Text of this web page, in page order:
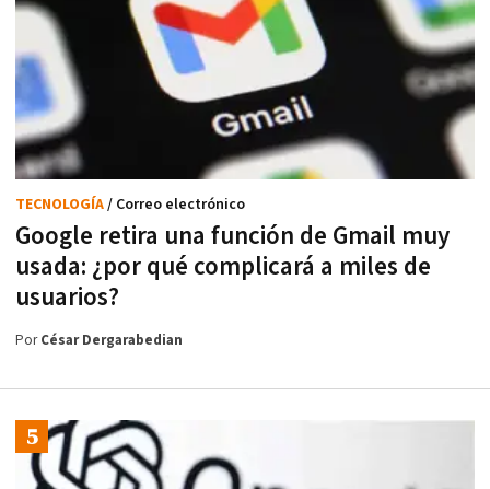
Google retira una función de Gmail muy
usada: ¿por qué complicará a miles de
usuarios?
TECNOLOGÍA/ Correo electrónico
PorCésar Dergarabedian